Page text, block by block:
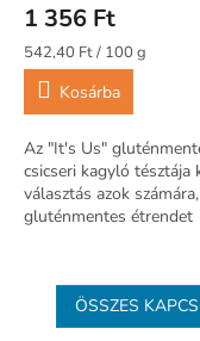
1 356 Ft
Egységár:
542,40 Ft / 100 g
Kosárba
Az "It's Us"
csicseri kagyló tésztája
választás azok
gluténmentes étrendet
textúráját.
ÖSSZES